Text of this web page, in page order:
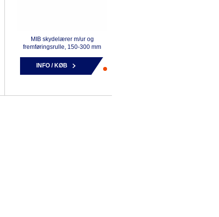
MIB skydelærer m/ur og
fremføringsrulle, 150-300 mm
INFO / KØB